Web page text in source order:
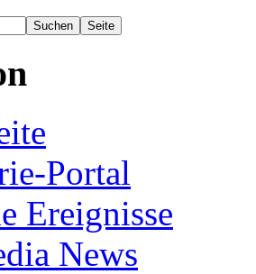
Portal
Ereignisse
News